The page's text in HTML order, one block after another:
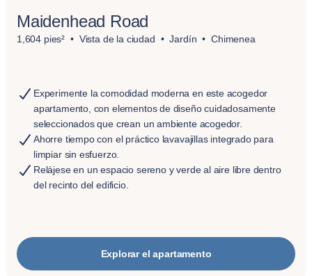
Maidenhead Road
1,604 pies² Vista de la ciudad Jardín Chimenea
Experimente la comodidad moderna en este acogedor
apartamento, con elementos de diseño cuidadosamente
seleccionados que crean un ambiente acogedor.
Ahorre tiempo con el práctico lavavajillas integrado para
limpiar sin esfuerzo.
Relájese en un espacio sereno y verde al aire libre dentro
del recinto del edificio.
Explorar el apartamento